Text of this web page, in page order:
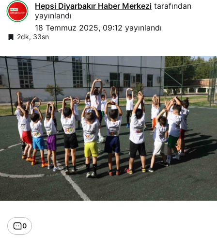
Hepsi Diyarbakır Haber Merkezi tarafından
yayınlandı
18 Temmuz 2025, 09:12 yayınlandı
2dk, 33sn
0